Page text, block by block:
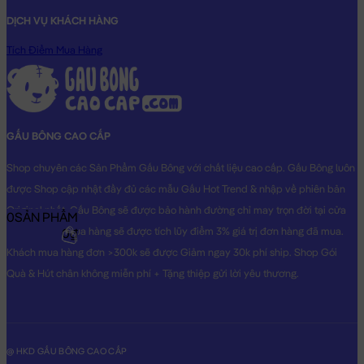
cho lần mua kế tiếp.
Bảo Hành:Đặc biệt, với số điện thoại đã đăng ký, Gấu Bông của
bạn mua sẽ được bảo hành đường chỉ may trọn đời tại Shop.
Gấu của bạn bị bung chỉ? bạn cứ mang gấu đến cửa hàng &
cung cấp số di động là xong. Shop sẽ chăm sóc Gấu của bạn
tận tình.
Heo Bông Lulu ngồi mặc áo Sốsẽ là món quà tặng vô cùng Dễ
Thương dành cho người thân yêu của bạn!
Hình ảnh Heo Bông Lulu ngồi mặc áo Số, hình ảnh này là hình
THẬT do Shop TỰ CHỤP.
DỊCH VỤ KHÁCH HÀNG
Tích Điểm Mua Hàng
GẤU BÔNG CAO CẤP
Shop chuyên các Sản Phẩm Gấu Bông với chất liệu cao cấp. Gấu Bông luôn
được Shop cập nhật đầy đủ các mẫu Gấu Hot Trend & nhập về phiên bản
Original nhất. Gấu Bông sẽ được bảo hành đường chỉ may trọn đời tại cửa
hàng, Khách mua hàng sẽ được tích lũy điểm 3% giá trị đơn hàng đã mua.
Khách mua hàng đơn >300k sẽ được Giảm ngay 30k phí ship. Shop Gói
Quà & Hút chân không miễn phí + Tặng thiệp gửi lời yêu thương.
@ HKD GẤU BÔNG CAO CẤP
0SẢN PHẨM
0₫